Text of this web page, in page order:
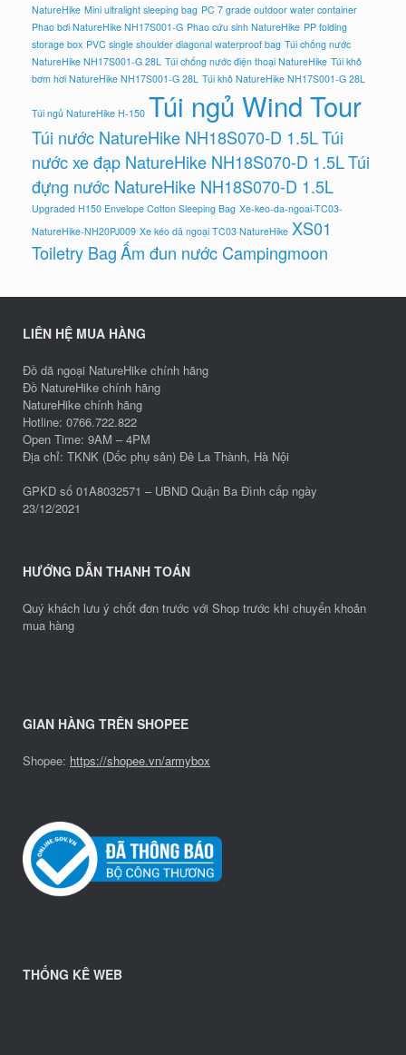
NatureHike Mini ultralight sleeping bag PC 7 grade outdoor water container
Phao bơi NatureHike NH17S001-G Phao cứu sinh NatureHike PP folding
storage box PVC single shoulder diagonal waterproof bag Túi chống nước
NatureHike NH17S001-G 28L Túi chống nước điện thoại NatureHike Túi khô
bơm hơi NatureHike NH17S001-G 28L Túi khô NatureHike NH17S001-G 28L
Túi ngủ NatureHike H-150 Túi ngủ Wind Tour
Túi nước NatureHike NH18S070-D 1.5LTúi
nước xe đạp NatureHike NH18S070-D 1.5LTúi
đựng nước NatureHike NH18S070-D 1.5L
Upgraded H150 Envelope Cotton Sleeping Bag Xe-keo-da-ngoai-TC03-
NatureHike-NH20PJ009 Xe kéo dã ngoại TC03 NatureHike XS01
Toiletry BagẤm đun nước Campingmoon
LIÊN HỆ MUA HÀNG
Đồ dã ngoại NatureHike chính hãng
Đồ NatureHike chính hãng
NatureHike chính hãng
Hotline: 0766.722.822
Open Time: 9AM – 4PM
Địa chỉ: TKNK (Dốc phụ sản) Đê La Thành, Hà Nội
GPKD số 01A8032571 – UBND Quận Ba Đình cấp ngày
23/12/2021
HƯỚNG DẪN THANH TOÁN
Quý khách lưu ý chốt đơn trước với Shop trước khi chuyển khoản
mua hàng
GIAN HÀNG TRÊN SHOPEE
Shopee: https://shopee.vn/armybox
THỐNG KÊ WEB